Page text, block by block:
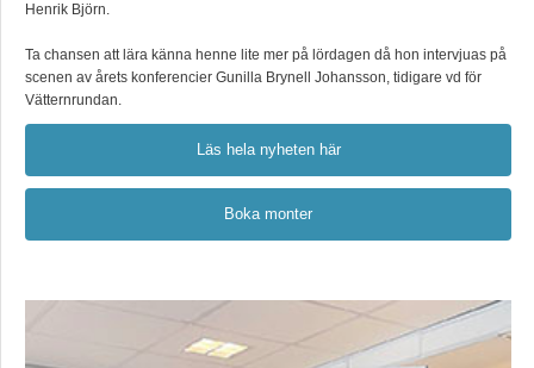
Henrik Björn.
Ta chansen att lära känna henne lite mer på lördagen då hon intervjuas på
scenen av årets konferencier Gunilla Brynell Johansson, tidigare vd för
Vätternrundan.
Läs hela nyheten här
Boka monter